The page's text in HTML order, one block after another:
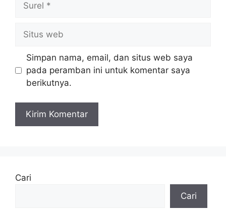
Situs
web
Simpan nama, email, dan situs web saya
pada peramban ini untuk komentar saya
berikutnya.
Cari
Cari